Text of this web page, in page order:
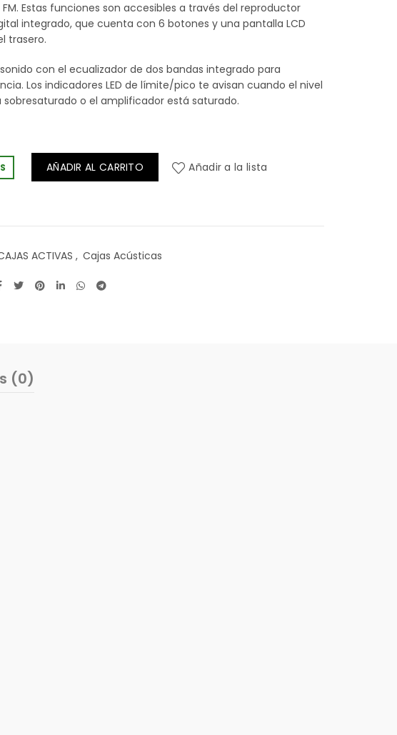
FM. Estas funciones son accesibles a través del reproductor
integrado, que cuenta con 6 botones y una pantalla LCD
trasero.
con el ecualizador de dos bandas integrado para
Los indicadores LED de límite/pico te avisan cuando el nivel
sobresaturado o el amplificador está saturado.
AÑADIR AL CARRITO Añadir a la lista
ACTIVAS , Cajas Acústicas
(0)